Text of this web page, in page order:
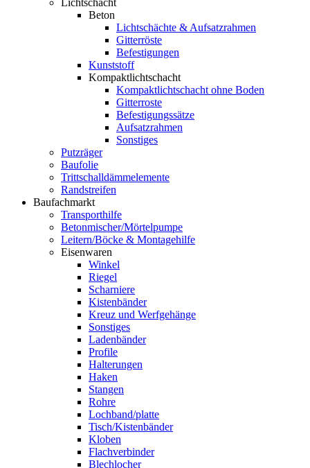
Lichtschacht
Beton
Lichtschächte & Aufsatzrahmen
Gitterröste
Befestigungen
Kunststoff
Kompaktlichtschacht
Kompaktlichtschacht ohne Boden
Gitterroste
Befestigungssätze
Aufsatzrahmen
Sonstiges
Putzräger
Baufolie
Trittschalldämmelemente
Randstreifen
Baufachmarkt
Transporthilfe
Betonmischer/Mörtelpumpe
Leitern/Böcke & Montagehilfe
Eisenwaren
Winkel
Riegel
Scharniere
Kistenbänder
Kreuz und Werfgehänge
Sonstiges
Ladenbänder
Profile
Halterungen
Haken
Stangen
Rohre
Lochband/platte
Tisch/Kistenbänder
Kloben
Flachverbinder
Blechlocher